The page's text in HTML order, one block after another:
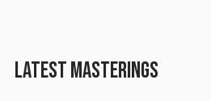
Identifiant ou e-mail
LATEST MASTERINGS